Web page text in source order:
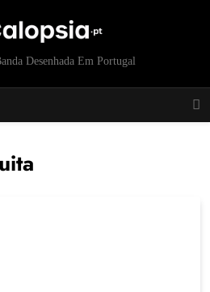
Desenhada Em Portugal